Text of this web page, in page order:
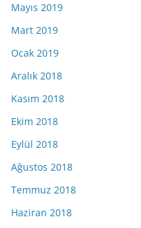
Mayıs 2019
Mart 2019
Ocak 2019
Aralık 2018
Kasım 2018
Ekim 2018
Eylül 2018
Ağustos 2018
Temmuz 2018
Haziran 2018